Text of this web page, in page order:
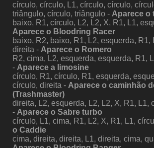
círculo, círculo, L1, círculo, círculo,
triângulo, círculo, triângulo - Aparece o
baixo, R1, círculo, L2, L2, X, R1, L1,
Aparece o Bloodring Racer
baixo, R2, baixo, R1, L2, esquerda, R1,
direita - Aparece o Romero
R2, cima, L2, esquerda, esquerda, R1,
- Aparece a limosine
círculo, R1, círculo, R1, esquerda,
círculo, direita - Aparece o caminhão
(Trashmaster)
direita, L2, esquerda, L2, L2, X, R1, L1,
- Aparece o Sabre turbo
círculo, L1, cima, R1, L2, X, R1, L1,
o Caddie
cima, direita, direita, L1, direita, cima,